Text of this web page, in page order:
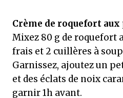
Crème de roquefort
Mixez 80 g de roquefort
frais et 2 cuillères à
Garnissez, ajoutez un
et des éclats de noix
garnir 1h avant.